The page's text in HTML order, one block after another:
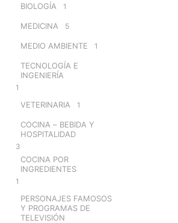
BIOLOGÍA 1
MEDICINA 5
MEDIO AMBIENTE 1
TECNOLOGÍA E
INGENIERÍA
1
VETERINARIA 1
COCINA – BEBIDA Y
HOSPITALIDAD
3
COCINA POR
INGREDIENTES
1
PERSONAJES FAMOSOS
Y PROGRAMAS DE
TELEVISIÓN